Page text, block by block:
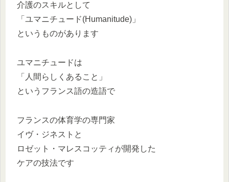
介護のスキルとして
「ユマニチュード(Humanitude)」
というものがあります
ユマニチュードは
「人間らしくあること」
というフランス語の造語で
フランスの体育学の専門家
イヴ・ジネストと
ロゼット・マレスコッティが開発した
ケアの技法です